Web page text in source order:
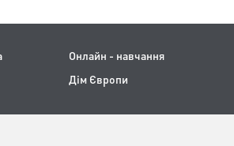
Онлайн - навчання
Дім Європи